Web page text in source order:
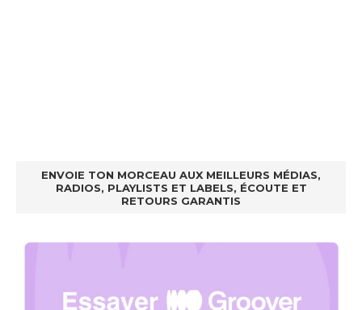
ENVOIE TON MORCEAU AUX MEILLEURS MÉDIAS,
RADIOS, PLAYLISTS ET LABELS, ÉCOUTE ET
RETOURS GARANTIS